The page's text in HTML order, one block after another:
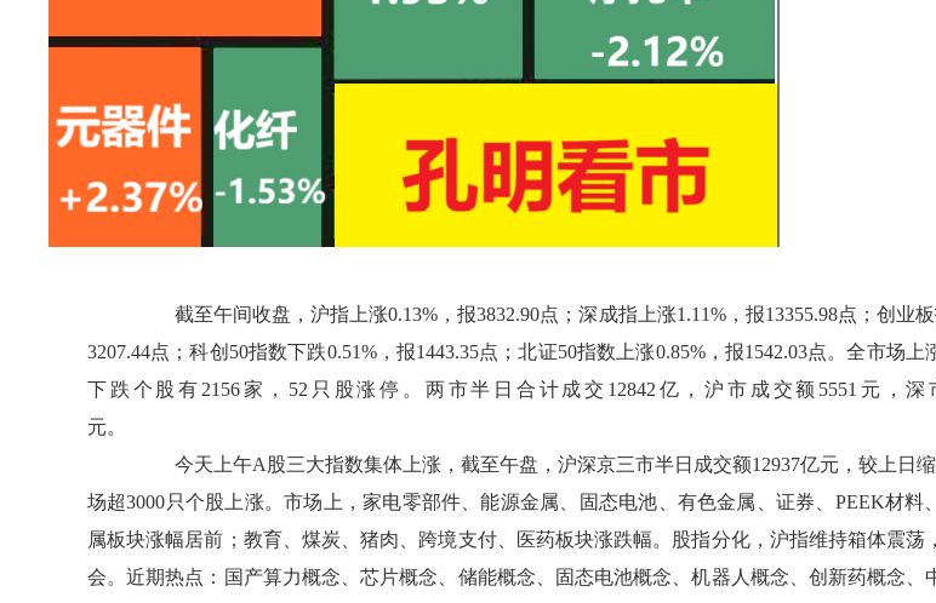
截至午间收盘，沪指上涨0.13%，报3832.90点；深成指上涨1.11%，报13355.98点；创业
3207.44点；科创50指数下跌0.51%，报1443.35点；北证50指数上涨0.85%，报1542.03点。全市场上
下跌个股有2156家，52只股涨停。两市半日合计成交12842亿，沪市成交额5551元，深
元。
今天上午A股三大指数集体上涨，截至午盘，沪深京三市半日成交额12937亿元，较上日
场超3000只个股上涨。市场上，家电零部件、能源金属、固态电池、有色金属、证券、PEEK材料
属板块涨幅居前；教育、煤炭、猪肉、跨境支付、医药板块涨跌幅。股指分化，沪指维持箱体震荡
会。近期热点：国产算力概念、芯片概念、储能概念、固态电池概念、机器人概念、创新药概念、